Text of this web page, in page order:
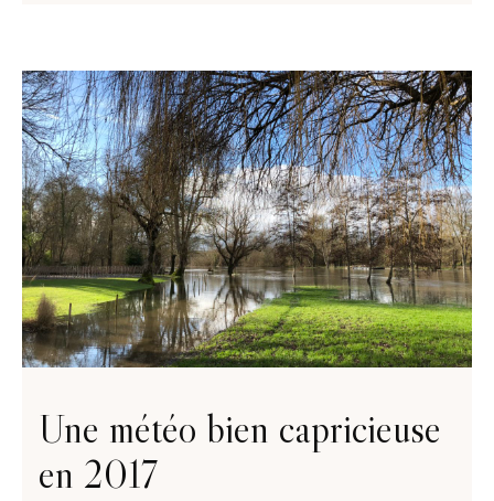
Une météo bien capricieuse
en 2017